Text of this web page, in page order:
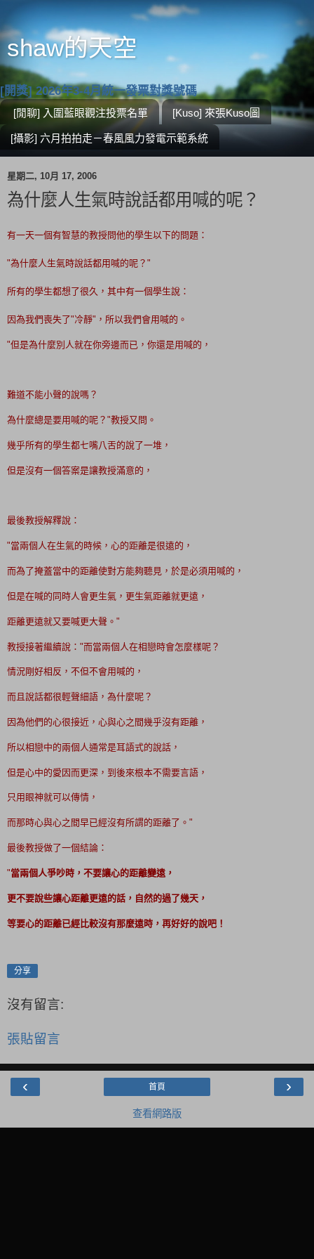
shaw的天空
[開獎] 2026年3-4月統一發票對獎號碼
[閒聊] 入圍藍眼觀注投票名單 [Kuso] 來張Kuso圖
[攝影] 六月拍拍走－春風風力發電示範系統
星期二, 10月 17, 2006
為什麼人生氣時說話都用喊的呢？
有一天一個有智慧的教授問他的學生以下的問題：
"為什麼人生氣時說話都用喊的呢？"
所有的學生都想了很久，其中有一個學生說：
因為我們喪失了"冷靜"，所以我們會用喊的。
"但是為什麼別人就在你旁邊而已，你還是用喊的，
難道不能小聲的說嗎？
為什麼總是要用喊的呢？"教授又問。
幾乎所有的學生都七嘴八舌的說了一堆，
但是沒有一個答案是讓教授滿意的，
最後教授解釋說：
"當兩個人在生氣的時候，心的距離是很遠的，
而為了掩蓋當中的距離使對方能夠聽見，於是必須用喊的，
但是在喊的同時人會更生氣，更生氣距離就更遠，
距離更遠就又要喊更大聲。"
教授接著繼續說："而當兩個人在相戀時會怎麼樣呢？
情況剛好相反，不但不會用喊的，
而且說話都很輕聲細語，為什麼呢？
因為他們的心很接近，心與心之間幾乎沒有距離，
所以相戀中的兩個人通常是耳語式的說話，
但是心中的愛因而更深，到後來根本不需要言語，
只用眼神就可以傳情，
而那時心與心之間早已經沒有所謂的距離了。"
最後教授做了一個結論：
"當兩個人爭吵時，不要讓心的距離變遠，
更不要說些讓心距離更遠的話，自然的過了幾天，
等要心的距離已經比較沒有那麼遠時，再好好的說吧！
分享
沒有留言:
張貼留言
‹ ›
首頁
查看網路版